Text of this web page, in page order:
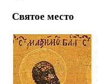
Святое место